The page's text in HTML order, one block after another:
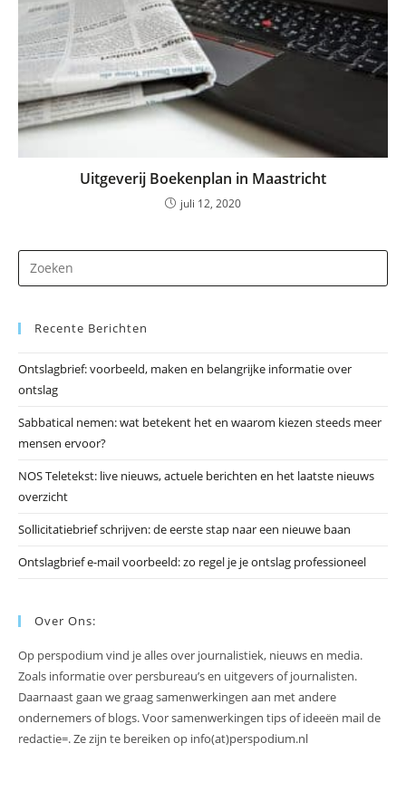
Uitgeverij Boekenplan in Maastricht
juli 12, 2020
op
Recente Berichten
Ontslagbrief: voorbeeld, maken en belangrijke informatie over
ontslag
Sabbatical nemen: wat betekent het en waarom kiezen steeds meer
mensen ervoor?
NOS Teletekst: live nieuws, actuele berichten en het laatste nieuws
overzicht
Sollicitatiebrief schrijven: de eerste stap naar een nieuwe baan
Ontslagbrief e-mail voorbeeld: zo regel je je ontslag professioneel
Over Ons:
Op perspodium vind je alles over journalistiek, nieuws en media.
Zoals informatie over persbureau’s en uitgevers of journalisten.
Daarnaast gaan we graag samenwerkingen aan met andere
ondernemers of blogs. Voor samenwerkingen tips of ideeën mail de
redactie=. Ze zijn te bereiken op info(at)perspodium.nl